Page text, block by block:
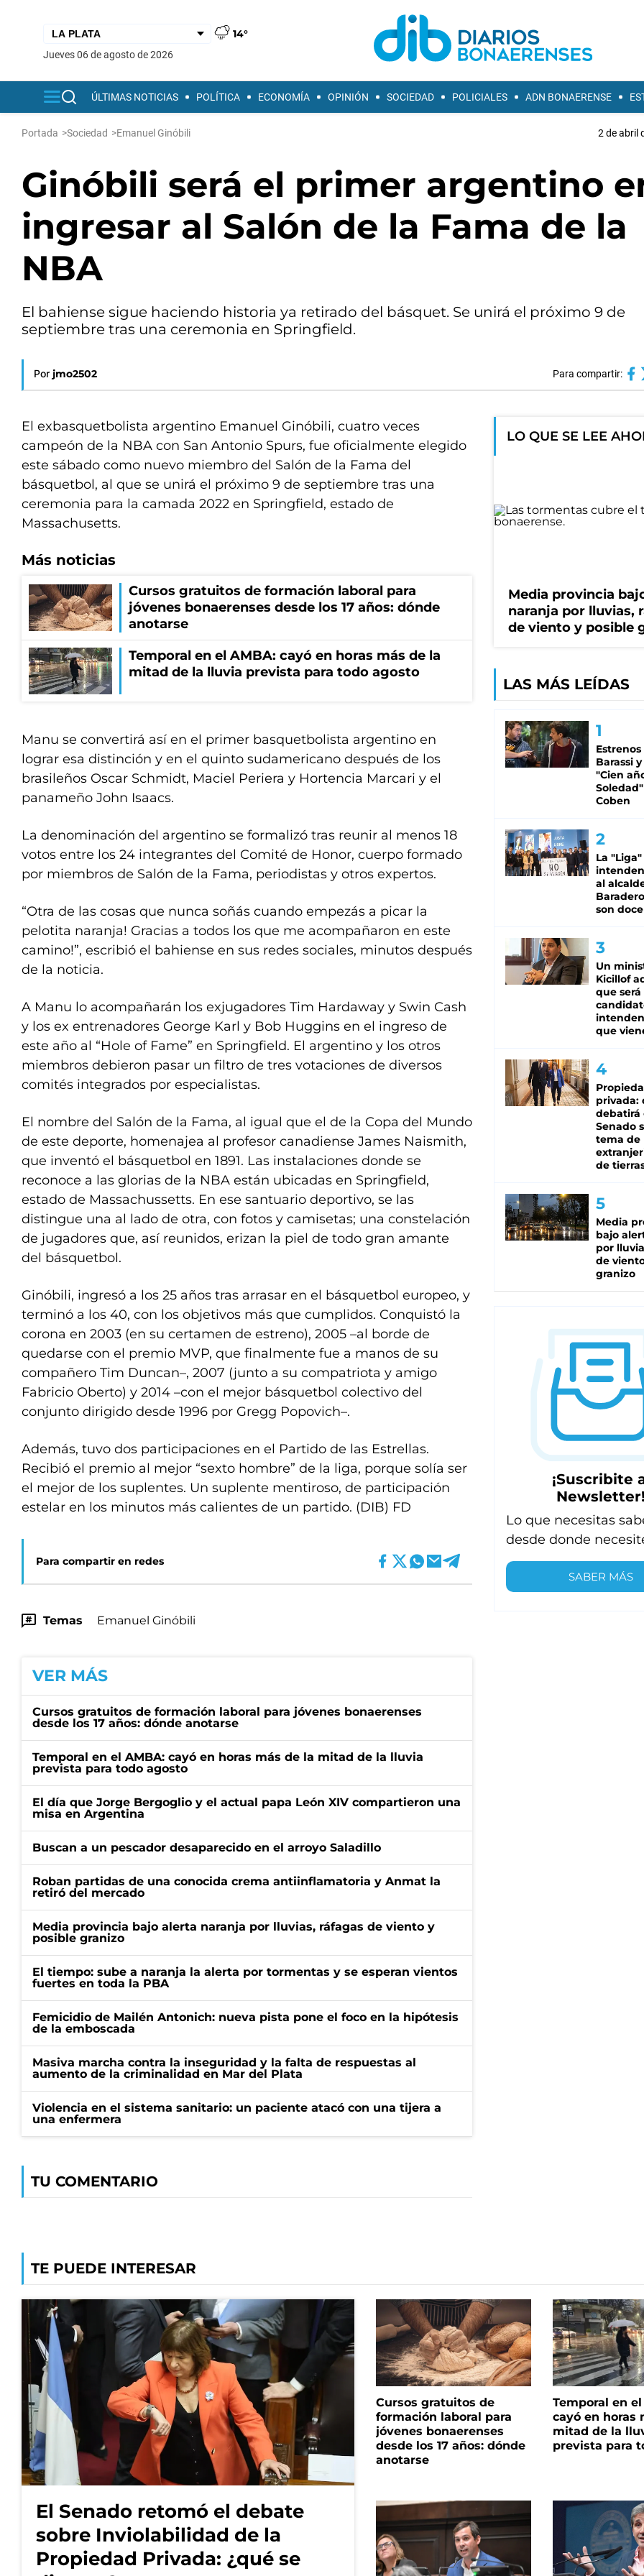
14°
jueves 06 de agosto de 2026
ÚLTIMAS NOTICIAS POLÍTICA ECONOMÍA OPINIÓN SOCIEDAD POLICIALES ADN BONAERENSE
Portada >Sociedad >Emanuel Ginóbili 2 de abril
Ginóbili será el primer argentino
ingresar al Salón de la Fama de la
NBA
El bahiense sigue haciendo historia ya retirado del básquet. Se unirá el próximo 9 de
septiembre tras una ceremonia en Springfield.
Por jmo2502 Para compartir:
El exbasquetbolista argentino Emanuel Ginóbili, cuatro veces
campeón de la NBA con San Antonio Spurs, fue oficialmente elegido
este sábado como nuevo miembro del Salón de la Fama del
básquetbol, al que se unirá el próximo 9 de septiembre tras una
ceremonia para la camada 2022 en Springfield, estado de
Massachusetts.
Más noticias
Cursos gratuitos de formación laboral para
jóvenes bonaerenses desde los 17 años: dónde
anotarse
Temporal en el AMBA: cayó en horas más de la
mitad de la lluvia prevista para todo agosto
Manu se convertirá así en el primer basquetbolista argentino en
lograr esa distinción y en el quinto sudamericano después de los
brasileños Oscar Schmidt, Maciel Periera y Hortencia Marcari y el
panameño John Isaacs.
La denominación del argentino se formalizó tras reunir al menos 18
votos entre los 24 integrantes del Comité de Honor, cuerpo formado
por miembros de Salón de la Fama, periodistas y otros expertos.
“Otra de las cosas que nunca soñás cuando empezás a picar la
pelotita naranja! Gracias a todos los que me acompañaron en este
camino!”, escribió el bahiense en sus redes sociales, minutos después
de la noticia.
A Manu lo acompañarán los exjugadores Tim Hardaway y Swin Cash
y los ex entrenadores George Karl y Bob Huggins en el ingreso de
este año al “Hole of Fame” en Springfield. El argentino y los otros
miembros debieron pasar un filtro de tres votaciones de diversos
comités integrados por especialistas.
El nombre del Salón de la Fama, al igual que el de la Copa del Mundo
de este deporte, homenajea al profesor canadiense James Naismith,
que inventó el básquetbol en 1891. Las instalaciones donde se
reconoce a las glorias de la NBA están ubicadas en Springfield,
estado de Massachussetts. En ese santuario deportivo, se las
distingue una al lado de otra, con fotos y camisetas; una constelación
de jugadores que, así reunidos, erizan la piel de todo gran amante
del básquetbol.
Ginóbili, ingresó a los 25 años tras arrasar en el básquetbol europeo, y
terminó a los 40, con los objetivos más que cumplidos. Conquistó la
corona en 2003 (en su certamen de estreno), 2005 –al borde de
quedarse con el premio MVP, que finalmente fue a manos de su
compañero Tim Duncan–, 2007 (junto a su compatriota y amigo
Fabricio Oberto) y 2014 –con el mejor básquetbol colectivo del
conjunto dirigido desde 1996 por Gregg Popovich–.
Además, tuvo dos participaciones en el Partido de las Estrellas.
Recibió el premio al mejor “sexto hombre” de la liga, porque solía ser
el mejor de los suplentes. Un suplente mentiroso, de participación
estelar en los minutos más calientes de un partido. (DIB) FD
Para compartir en redes
Temas Emanuel Ginóbili
VER MÁS
Cursos gratuitos de formación laboral para jóvenes bonaerenses
desde los 17 años: dónde anotarse
Temporal en el AMBA: cayó en horas más de la mitad de la lluvia
prevista para todo agosto
El día que Jorge Bergoglio y el actual papa León XIV compartieron una
misa en Argentina
Buscan a un pescador desaparecido en el arroyo Saladillo
Roban partidas de una conocida crema antiinflamatoria y Anmat la
retiró del mercado
Media provincia bajo alerta naranja por lluvias, ráfagas de viento y
posible granizo
El tiempo: sube a naranja la alerta por tormentas y se esperan vientos
fuertes en toda la PBA
Femicidio de Mailén Antonich: nueva pista pone el foco en la hipótesis
de la emboscada
Masiva marcha contra la inseguridad y la falta de respuestas al
aumento de la criminalidad en Mar del Plata
Violencia en el sistema sanitario: un paciente atacó con una tijera a
una enfermera
TU COMENTARIO
LO QUE SE LEE
Media provincia
naranja por lluvias,
de viento y posible
LAS MÁS LEÍDAS
Estrenos
Barassi
"Cien
Coben
La
al
son doce
Un
Kicillof
que será
que
privada:
debatirá
Senado
tema de
de
Media
bajo
por
de
granizo
¡Suscribite
Newsletter!
Lo que necesitas
desde donde
SABER MÁS
TE PUEDE INTERESAR
El Senado retomó el debate
sobre Inviolabilidad de la
Propiedad Privada: ¿qué se
Cursos gratuitos de
formación laboral para
jóvenes bonaerenses
desde los 17 años: dónde
anotarse
Temporal en el
cayó en horas
mitad de la
prevista para